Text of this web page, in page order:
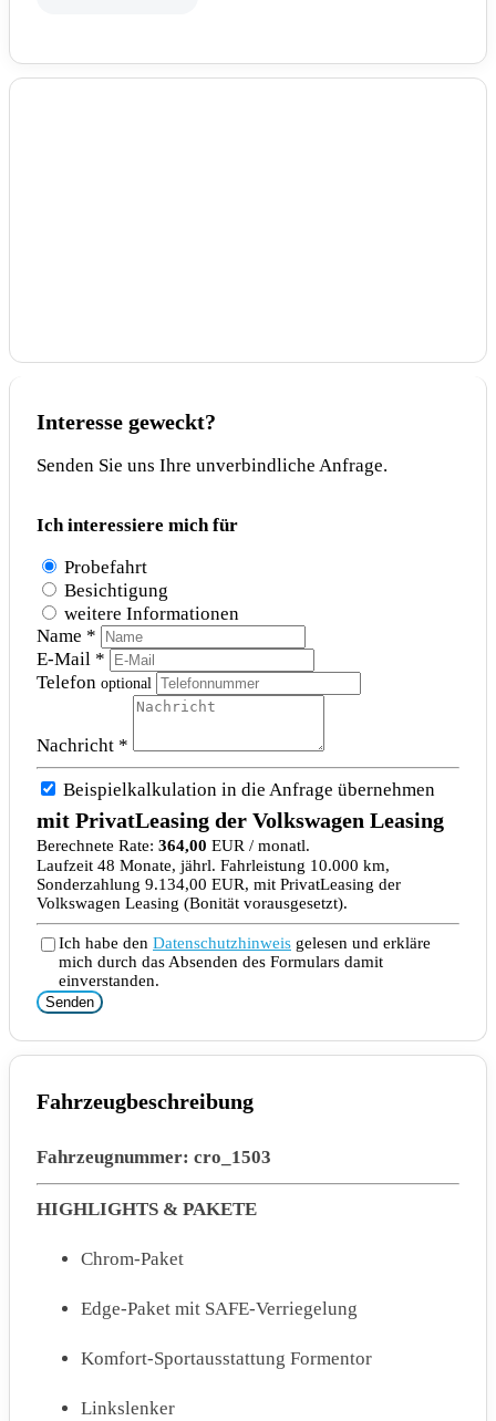
Interesse geweckt?
Senden Sie uns Ihre unverbindliche Anfrage.
Ich interessiere mich für
Probefahrt
Besichtigung
weitere Informationen
Name *
E-Mail *
Telefon optional
Nachricht *
Beispielkalkulation in die Anfrage übernehmen
mit PrivatLeasing der Volkswagen Leasing
Berechnete Rate: 364,00 EUR / monatl.
Laufzeit 48 Monate, jährl. Fahrleistung 10.000 km,
Sonderzahlung 9.134,00 EUR, mit PrivatLeasing der
Volkswagen Leasing (Bonität vorausgesetzt).
Ich habe den Datenschutzhinweis gelesen und erkläre
mich durch das Absenden des Formulars damit
einverstanden.
Senden
Fahrzeugbeschreibung
Fahrzeugnummer: cro_1503
HIGHLIGHTS & PAKETE
Chrom-Paket
Edge-Paket mit SAFE-Verriegelung
Komfort-Sportausstattung Formentor
Linkslenker